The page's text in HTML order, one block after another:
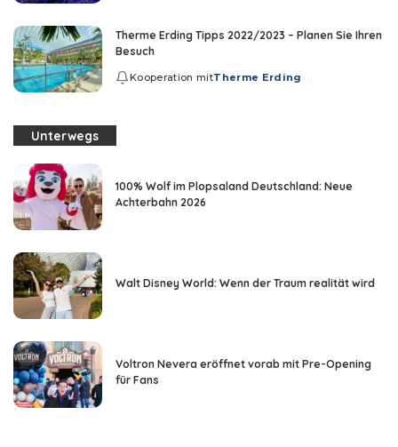
Therme Erding Tipps 2022/2023 – Planen Sie Ihren
Besuch
Kooperation mitTherme Erding
Unterwegs
100% Wolf im Plopsaland Deutschland: Neue
Achterbahn 2026
Walt Disney World: Wenn der Traum realität wird
Voltron Nevera eröffnet vorab mit Pre-Opening
für Fans